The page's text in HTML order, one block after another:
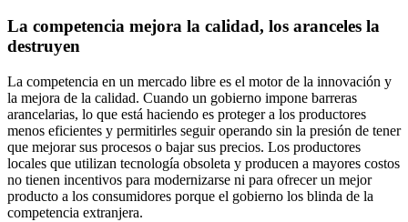
La competencia mejora la calidad, los aranceles la
destruyen
La competencia en un mercado libre es el motor de la innovación y
la mejora de la calidad. Cuando un gobierno impone barreras
arancelarias, lo que está haciendo es proteger a los productores
menos eficientes y permitirles seguir operando sin la presión de tener
que mejorar sus procesos o bajar sus precios. Los productores
locales que utilizan tecnología obsoleta y producen a mayores costos
no tienen incentivos para modernizarse ni para ofrecer un mejor
producto a los consumidores porque el gobierno los blinda de la
competencia extranjera.